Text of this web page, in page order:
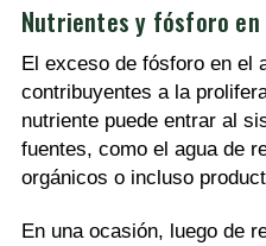
Nutrientes y fósforo en
El exceso de fósforo en el
contribuyentes a la
nutriente puede entrar al
fuentes, como el agua de
orgánicos o incluso
En una ocasión, luego de